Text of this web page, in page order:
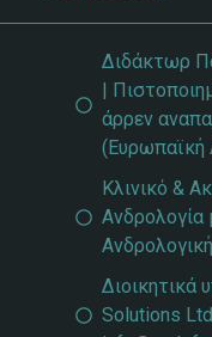
Διδάκτωρ
|
άρρεν
(Ευρωπαϊκή
Κλινικό &
Ανδρολογία
Διοικητικά
Solutions